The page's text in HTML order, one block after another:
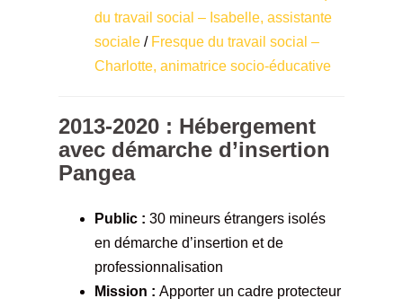
du travail social – Isabelle, assistante
sociale / Fresque du travail social –
Charlotte, animatrice socio-éducative
2013-2020 : Hébergement
avec démarche d’insertion
Pangea
Public : 30 mineurs étrangers isolés
en démarche d’insertion et de
professionnalisation
Mission : Apporter un cadre protecteur